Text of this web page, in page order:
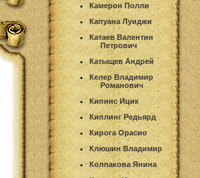
Камерон Полли
Капуана Луиджи
Катаев Валентин
Петрович
Катыщев Андрей
Келер Владимир
Романович
Кипинс Ицик
Киплинг Редьярд
Кирога Орасио
Клюшин Владимир
Колпакова Янина